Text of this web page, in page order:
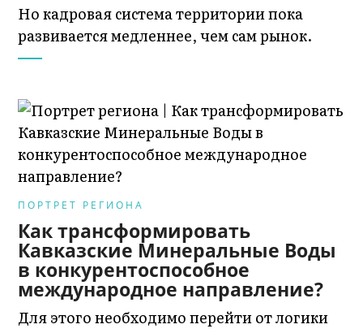
Но кадровая система территории пока
развивается медленнее, чем сам рынок.
ПОРТРЕТ РЕГИОНА
Как трансформировать
Кавказские Минеральные Воды
в конкурентоспособное
международное направление?
Для этого необходимо перейти от логики